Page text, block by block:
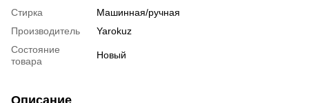
Стирка
Машинная/ручная
Производитель
Yarokuz
Состояние
товара
Новый
Описание